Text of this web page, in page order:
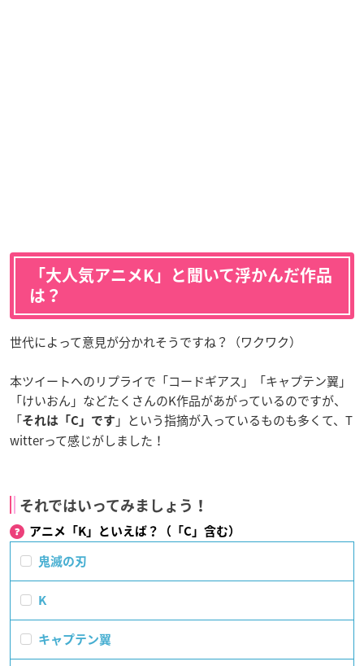
「大人気アニメK」と聞いて浮かんだ作品
は？
世代によって意見が分かれそうですね？（ワクワク）
本ツイートへのリプライで「コードギアス」「キャプテン翼」
「けいおん」などたくさんのK作品があがっているのですが、
「それは「C」です 」という指摘が入っているものも多くて、T
witterって感じがしました！
それではいってみましょう！
アニメ「K」といえば？（「C」含む）
鬼滅の刃
K
キャプテン翼